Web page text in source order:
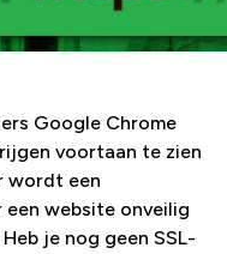
Google Chrome
voortaan te zien
wordt een
website onveilig
je nog geen SSL-